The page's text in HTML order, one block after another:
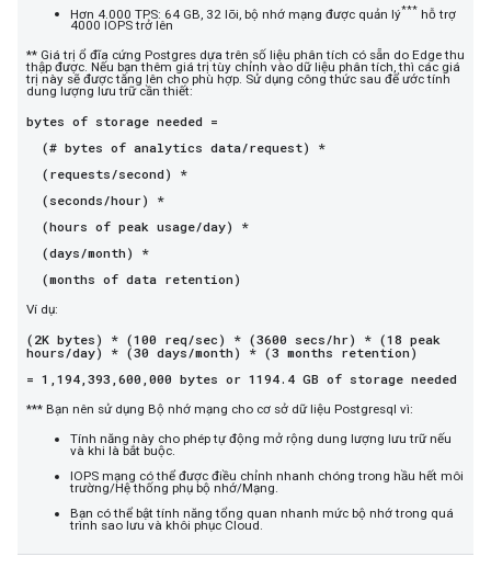
Hơn 4.000 TPS: 64 GB, 32 lõi, bộ nhớ mạng được quản lý*** hỗ trợ
4000 IOPS trở lên
** Giá trị ổ đĩa cứng Postgres dựa trên số liệu phân tích có sẵn do Edge thu
thập được. Nếu bạn thêm giá trị tùy chỉnh vào dữ liệu phân tích, thì các giá
trị này sẽ được tăng lên cho phù hợp. Sử dụng công thức sau để ước tính
dung lượng lưu trữ cần thiết:
bytes of storage needed =
(# bytes of analytics data/request) *
(requests/second) *
(seconds/hour) *
(hours of peak usage/day) *
(days/month) *
(months of data retention)
Ví dụ:
(2K bytes) * (100 req/sec) * (3600 secs/hr) * (18 peak
hours/day) * (30 days/month) * (3 months retention)
= 1,194,393,600,000 bytes or 1194.4 GB of storage needed
*** Bạn nên sử dụng Bộ nhớ mạng cho cơ sở dữ liệu Postgresql vì:
Tính năng này cho phép tự động mở rộng dung lượng lưu trữ nếu
và khi là bắt buộc.
IOPS mạng có thể được điều chỉnh nhanh chóng trong hầu hết môi
trường/Hệ thống phụ bộ nhớ/Mạng.
Bạn có thể bật tính năng tổng quan nhanh mức bộ nhớ trong quá
trình sao lưu và khôi phục Cloud.